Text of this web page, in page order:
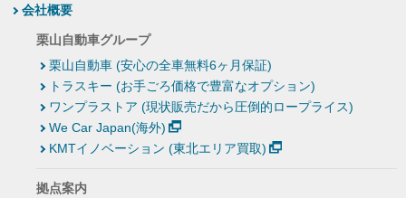
会社概要
栗山自動車グループ
栗山自動車 (安心の全車無料6ヶ月保証)
トラスキー (お手ごろ価格で豊富なオプション)
ワンプラストア (現状販売だから圧倒的ロープライス)
We Car Japan(海外)
KMTイノベーション (東北エリア買取)
拠点案内